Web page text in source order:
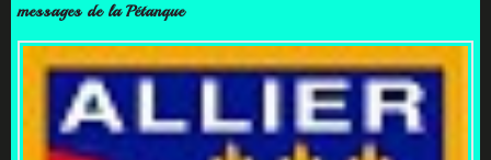
messages de la Pétanque